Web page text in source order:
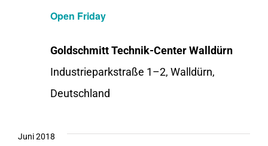
Open Friday
Goldschmitt Technik-Center Walldürn
Industrieparkstraße 1–2, Walldürn,
Deutschland
Juni 2018